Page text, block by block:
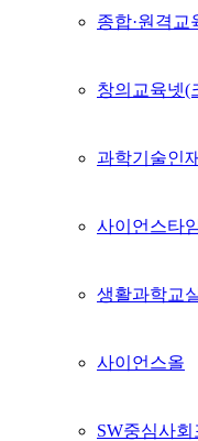
종합·원격교
창의교육넷(
과학기술인
사이언스타
생활과학교
사이언스올
SW중심사회